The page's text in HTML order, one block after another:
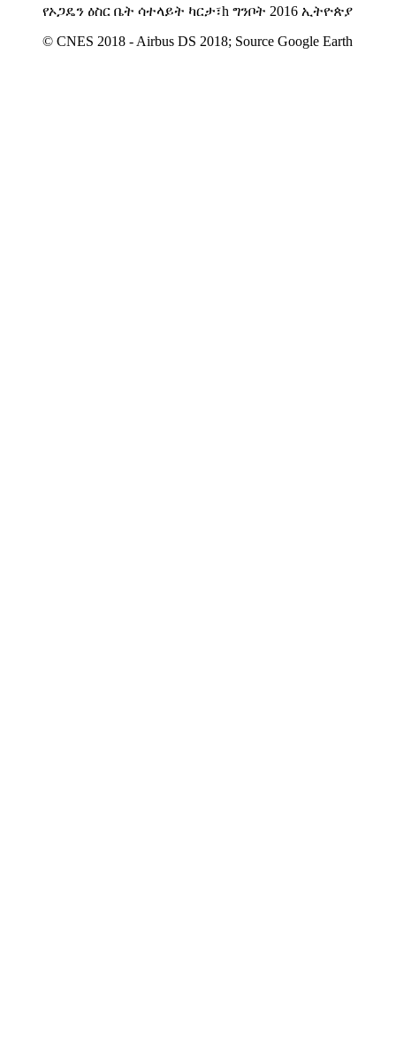
የኦጋዴን ዕስር ቤት ሳተላይት ካርታ፣h ግንቦት 2016 ኢትዮጵያ
© CNES 2018 - Airbus DS 2018; Source Google Earth